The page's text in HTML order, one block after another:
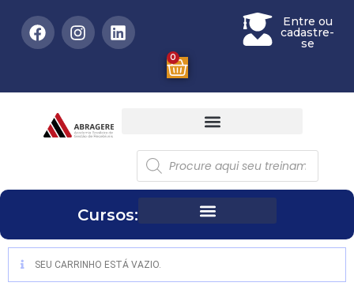
Entre ou
cadastre-
se
0
Cursos:
SEU CARRINHO ESTÁ VAZIO.